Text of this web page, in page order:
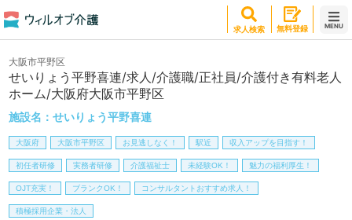
求人検索 無料登録 MENU
せいりょう平野喜連/求人/介護職/正社員/介護付き有料老人
ホーム/大阪府大阪市平野区
施設名：せいりょう平野喜連
大阪市平野区
大阪府 大阪市平野区 お見逃しなく！ 駅近 収入アップを目指す！
初任者研修 実務者研修 介護福祉士 未経験OK！ 魅力の福利厚生！
OJT充実！ ブランクOK！ コンサルタントおすすめ求人！
積極採用企業・法人